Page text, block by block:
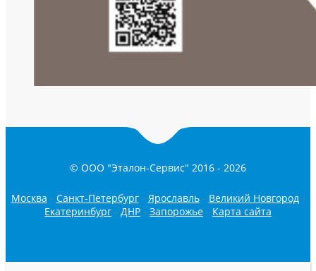
© ООО "Эталон-Сервис" 2016 - 2026
Москва - Санкт-Петербург- Ярославль- Великий Новгород-
Екатеринбург - ДНР - Запорожье - Карта сайта